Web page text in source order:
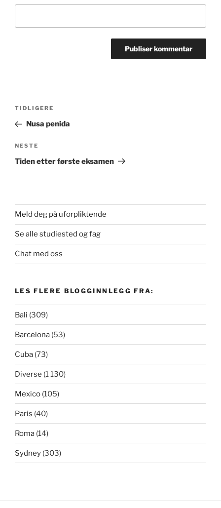
Innleggsnavigasjon
Forrige
innlegg
TIDLIGERE
Nusa penida
Neste
innlegg
NESTE
Tiden etter første eksamen
Meld deg på uforpliktende
Se alle studiested og fag
Chat med oss
LES FLERE BLOGGINNLEGG FRA:
Bali (309)
Barcelona (53)
Cuba (73)
Diverse (1 130)
Mexico (105)
Paris (40)
Roma (14)
Sydney (303)